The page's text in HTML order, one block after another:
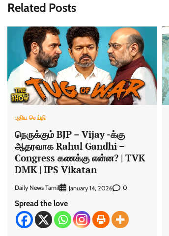
Related Posts
புதிய செய்தி
நெருக்கும் BJP – Vijay -க்கு
ஆதரவாக Rahul Gandhi –
Congress கணக்கு என்ன? | TVK
DMK | IPS Vikatan
Daily News Tamil January 14, 2026 0
Spread the love